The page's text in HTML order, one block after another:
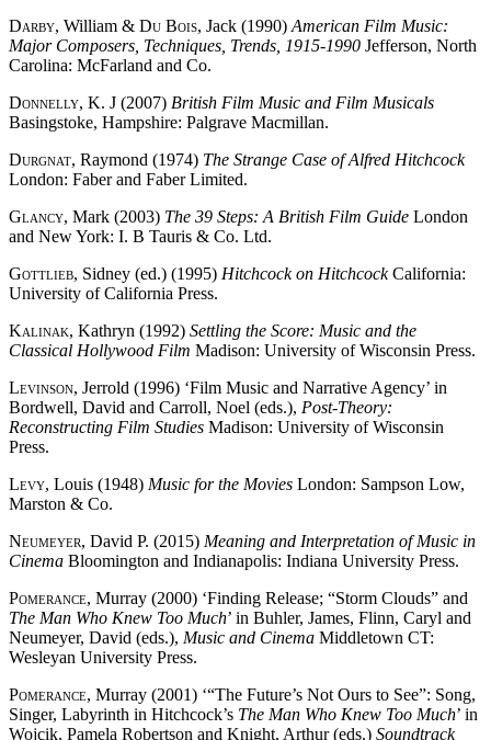
Darby, William & Du Bois, Jack (1990) American Film Music:
Major Composers, Techniques, Trends, 1915-1990 Jefferson, North
Carolina: McFarland and Co.
Donnelly, K. J (2007) British Film Music and Film Musicals
Basingstoke, Hampshire: Palgrave Macmillan.
Durgnat, Raymond (1974) The Strange Case of Alfred Hitchcock
London: Faber and Faber Limited.
Glancy, Mark (2003) The 39 Steps: A British Film Guide London
and New York: I. B Tauris & Co. Ltd.
Gottlieb, Sidney (ed.) (1995) Hitchcock on HitchcockCalifornia:
University of California Press.
Kalinak, Kathryn (1992) Settling the Score: Music and the
Classical Hollywood Film Madison: University of Wisconsin Press.
Levinson, Jerrold (1996) ‘Film Music and Narrative Agency’ in
Bordwell, David and Carroll, Noel (eds.), Post-Theory:
Reconstructing Film Studies Madison: University of Wisconsin
Press.
Levy, Louis (1948) Music for the Movies London: Sampson Low,
Marston & Co.
Neumeyer, David P. (2015) Meaning and Interpretation of Music in
Cinema Bloomington and Indianapolis: Indiana University Press.
Pomerance, Murray (2000) ‘Finding Release; “Storm Clouds” and
The Man Who Knew Too Much’ in Buhler, James, Flinn, Caryl and
Neumeyer, David (eds.), Music and Cinema Middletown CT:
Wesleyan University Press.
Pomerance, Murray (2001) ‘“The Future’s Not Ours to See”: Song,
Singer, Labyrinth in Hitchcock’s The Man Who Knew Too Much’ in
Wojcik, Pamela Robertson and Knight, Arthur (eds.) Soundtrack